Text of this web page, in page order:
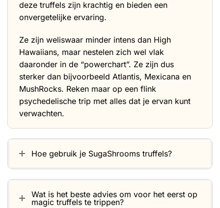
deze truffels zijn krachtig en bieden een
onvergetelijke ervaring.
Ze zijn weliswaar minder intens dan High
Hawaiians, maar nestelen zich wel vlak
daaronder in de “powerchart”. Ze zijn dus
sterker dan bijvoorbeeld Atlantis, Mexicana en
MushRocks. Reken maar op een flink
psychedelische trip met alles dat je ervan kunt
verwachten.
Hoe gebruik je SugaShrooms truffels?
Wat is het beste advies om voor het eerst op
magic truffels te trippen?